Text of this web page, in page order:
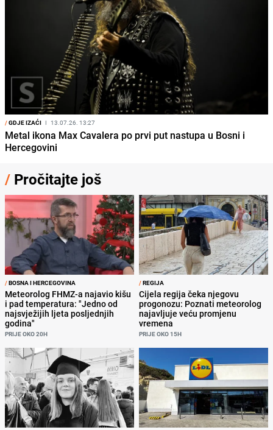
/GDJE IZAĆI I 13.07.26. 13:27
Metal ikona Max Cavalera po prvi put nastupa u Bosni i
Hercegovini
/ Pročitajte još
/BOSNA I HERCEGOVINA
Meteorolog FHMZ-a najavio kišu
i pad temperatura: "Jedno od
najsvježijih ljeta posljednjih
godina"
PRIJE OKO 20H
/REGIJA
Cijela regija čeka njegovu
progonozu: Poznati meteorolog
najavljuje veću promjenu
vremena
PRIJE OKO 15H